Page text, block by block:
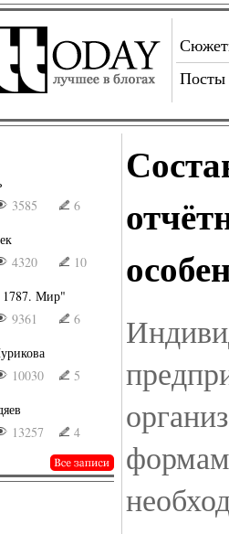
Посты
3585
6
4320
10
1787. Мир"
9361
6
10030
5
13257 4